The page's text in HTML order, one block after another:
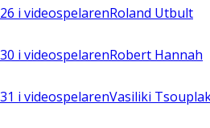
i videospelarenRoland Utbult
i videospelarenRobert Hannah
i videospelarenVasiliki